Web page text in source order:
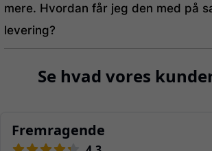
mere. Hvordan får jeg den med på
levering?